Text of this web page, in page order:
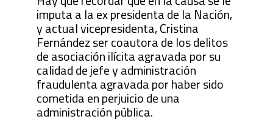
imputa a la ex presidenta de la Nación,
y actual vicepresidenta, Cristina
Fernández ser coautora de los delitos
de asociación ilícita agravada por su
calidad de jefe y administración
fraudulenta agravada por haber sido
cometida en perjuicio de una
administración pública.